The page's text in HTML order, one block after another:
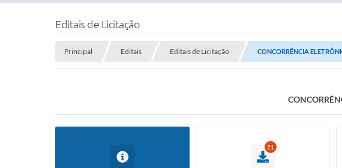
Editais de Licitação
Principal Editais Editais de Licitação CONCORRÊNCIA
21